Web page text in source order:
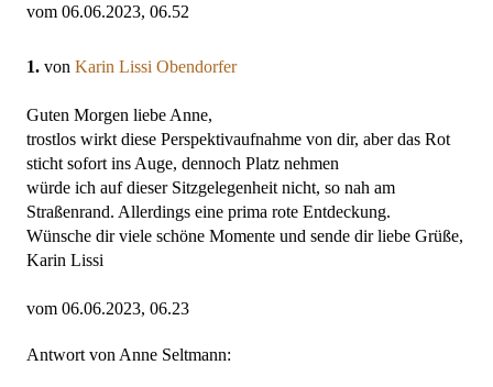
vom 06.06.2023, 06.52
1. von Karin Lissi Obendorfer
Guten Morgen liebe Anne,
trostlos wirkt diese Perspektivaufnahme von dir, aber das Rot
sticht sofort ins Auge, dennoch Platz nehmen
würde ich auf dieser Sitzgelegenheit nicht, so nah am
Straßenrand. Allerdings eine prima rote Entdeckung.
Wünsche dir viele schöne Momente und sende dir liebe Grüße,
Karin Lissi
vom 06.06.2023, 06.23
Antwort von Anne Seltmann: